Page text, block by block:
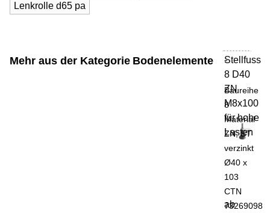
Lenkrolle d65 pa
Mehr aus der Kategorie Bodenelemente
Stellfuss
8 D40
ZN
M8x100
für hohe
Lasten
-
Baureihe
8
Material
ZN, ST
verzinkt
Ø40 x
103
CTN
73269098
ab